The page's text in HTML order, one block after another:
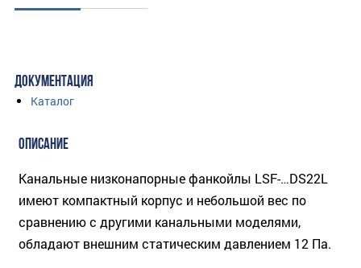
ДОКУМЕНТАЦИЯ
Каталог
ОПИСАНИЕ
Канальные низконапорные фанкойлы LSF-…DS22L
имеют компактный корпус и небольшой вес по
сравнению с другими канальными моделями,
обладают внешним статическим давлением 12 Па.